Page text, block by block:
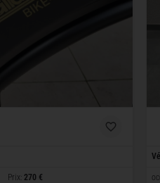
Prix: 270 €